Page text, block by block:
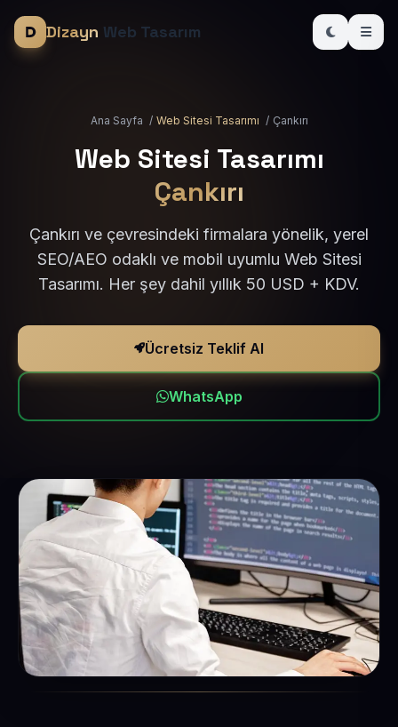
Dizayn Web Tasarım
Ana Sayfa / Web Sitesi Tasarımı / Çankırı
Web Sitesi Tasarımı
Çankırı
Çankırı ve çevresindeki firmalara yönelik, yerel
SEO/AEO odaklı ve mobil uyumlu Web Sitesi
Tasarımı. Her şey dahil yıllık 50 USD + KDV.
Ücretsiz Teklif Al
WhatsApp